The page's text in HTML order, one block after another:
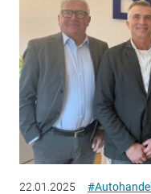
22.01.2025 #Autohandel